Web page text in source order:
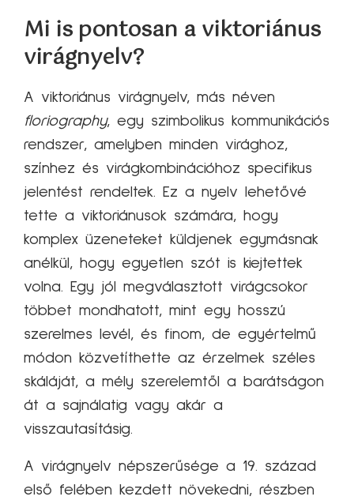
Mi is pontosan a viktoriánus
virágnyelv?
A viktoriánus virágnyelv, más néven
floriography, egy szimbolikus kommunikációs
rendszer, amelyben minden virághoz,
színhez és virágkombinációhoz specifikus
jelentést rendeltek. Ez a nyelv lehetővé
tette a viktoriánusok számára, hogy
komplex üzeneteket küldjenek egymásnak
anélkül, hogy egyetlen szót is kiejtettek
volna. Egy jól megválasztott virágcsokor
többet mondhatott, mint egy hosszú
szerelmes levél, és finom, de egyértelmű
módon közvetíthette az érzelmek széles
skáláját, a mély szerelemtől a barátságon
át a sajnálatig vagy akár a
visszautasításig.
A virágnyelv népszerűsége a 19. század
első felében kezdett növekedni, részben